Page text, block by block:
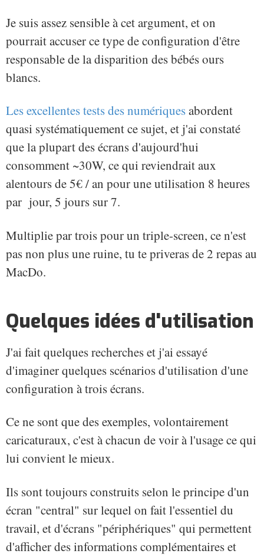
Je suis assez sensible à cet argument, et on
pourrait accuser ce type de configuration d'être
responsable de la disparition des bébés ours
blancs.
Les excellentes tests des numériquesabordent
quasi systématiquement ce sujet, et j'ai constaté
que la plupart des écrans d'aujourd'hui
consomment ~30W, ce qui reviendrait aux
alentours de 5€ / an pour une utilisation 8 heures
par jour, 5 jours sur 7.
Multiplie par trois pour un triple-screen, ce n'est
pas non plus une ruine, tu te priveras de 2 repas au
MacDo.
Quelques idées d'utilisation
J'ai fait quelques recherches et j'ai essayé
d'imaginer quelques scénarios d'utilisation d'une
configuration à trois écrans.
Ce ne sont que des exemples, volontairement
caricaturaux, c'est à chacun de voir à l'usage ce qui
lui convient le mieux.
Ils sont toujours construits selon le principe d'un
écran "central" sur lequel on fait l'essentiel du
travail, et d'écrans "périphériques" qui permettent
d'afficher des informations complémentaires et